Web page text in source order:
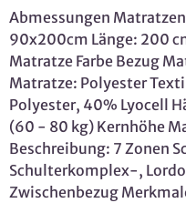
Abmessungen
90x200cm Länge: 200
Matratze Farbe Bezug
Matratze: Polyester
Polyester, 40% Lyocell
(60 - 80 kg) Kernhöhe
Beschreibung: 7 Zonen
Schulterkomplex-,
Zwischenbezug